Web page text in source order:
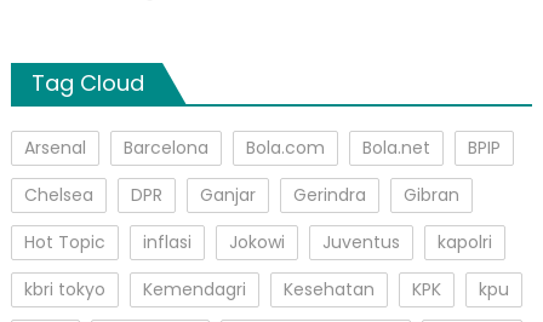
Tag Cloud
Arsenal Barcelona Bola.com Bola.net
BPIP
Chelsea
DPR Ganjar Gerindra
Gibran
Hot Topic
inflasi Jokowi Juventus
kapolri
kbri tokyo
Kemendagri Kesehatan KPK
kpu